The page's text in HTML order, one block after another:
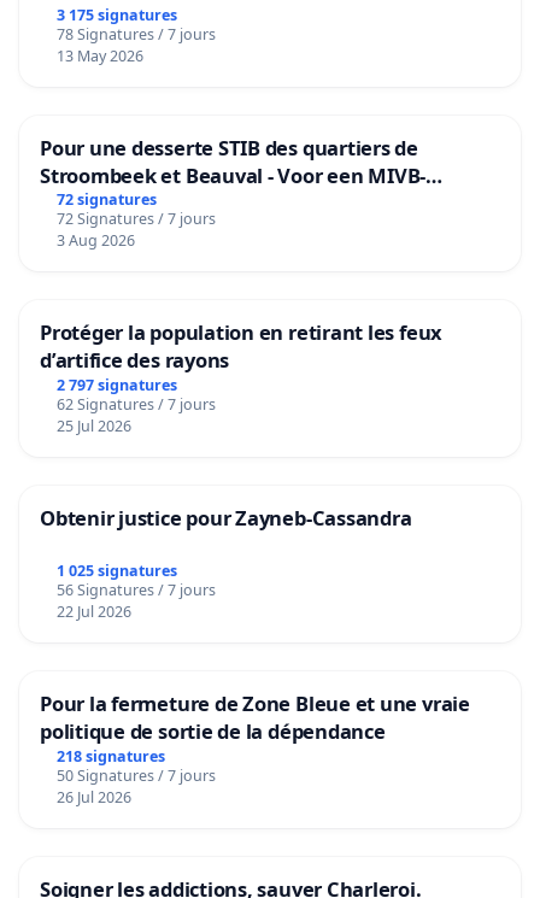
3 175 signatures
78 Signatures / 7 jours
13 May 2026
Pour une desserte STIB des quartiers de
Stroombeek et Beauval - Voor een MIVB-
bediening van de wijken Strombeek en Het
Voor
72 signatures
72 Signatures / 7 jours
3 Aug 2026
Protéger la population en retirant les feux
d’artifice des rayons
2 797 signatures
62 Signatures / 7 jours
25 Jul 2026
Obtenir justice pour Zayneb-Cassandra
1 025 signatures
56 Signatures / 7 jours
22 Jul 2026
Pour la fermeture de Zone Bleue et une vraie
politique de sortie de la dépendance
218 signatures
50 Signatures / 7 jours
26 Jul 2026
Soigner les addictions, sauver Charleroi.